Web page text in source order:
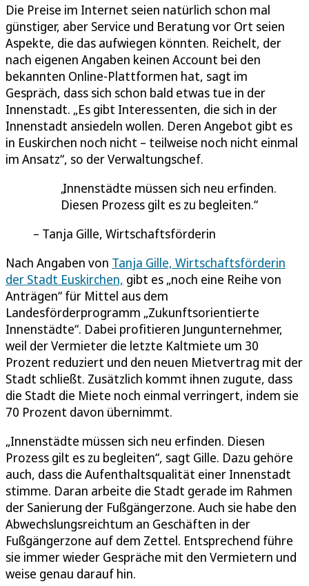
Die Preise im Internet seien natürlich schon mal
günstiger, aber Service und Beratung vor Ort seien
Aspekte, die das aufwiegen könnten. Reichelt, der
nach eigenen Angaben keinen Account bei den
bekannten Online-Plattformen hat, sagt im
Gespräch, dass sich schon bald etwas tue in der
Innenstadt. „Es gibt Interessenten, die sich in der
Innenstadt ansiedeln wollen. Deren Angebot gibt es
in Euskirchen noch nicht – teilweise noch nicht einmal
im Ansatz“, so der Verwaltungschef.
Innenstädte müssen sich neu erfinden.
Diesen Prozess gilt es zu begleiten.
Tanja Gille, Wirtschaftsförderin
Nach Angaben von Tanja Gille, Wirtschaftsförderin
der Stadt Euskirchen, gibt es „noch eine Reihe von
Anträgen“ für Mittel aus dem
Landesförderprogramm „Zukunftsorientierte
Innenstädte“. Dabei profitieren Jungunternehmer,
weil der Vermieter die letzte Kaltmiete um 30
Prozent reduziert und den neuen Mietvertrag mit der
Stadt schließt. Zusätzlich kommt ihnen zugute, dass
die Stadt die Miete noch einmal verringert, indem sie
70 Prozent davon übernimmt.
„Innenstädte müssen sich neu erfinden. Diesen
Prozess gilt es zu begleiten“, sagt Gille. Dazu gehöre
auch, dass die Aufenthaltsqualität einer Innenstadt
stimme. Daran arbeite die Stadt gerade im Rahmen
der Sanierung der Fußgängerzone. Auch sie habe den
Abwechslungsreichtum an Geschäften in der
Fußgängerzone auf dem Zettel. Entsprechend führe
sie immer wieder Gespräche mit den Vermietern und
weise genau darauf hin.